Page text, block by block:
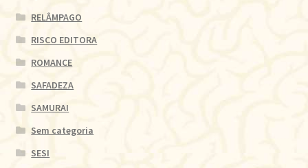
RELÂMPAGO
RISCO EDITORA
ROMANCE
SAFADEZA
SAMURAI
Sem categoria
SESI